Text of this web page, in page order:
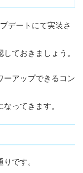
デートにて実装さ
ておきましょう。
ーアップできるコン
ってきます。
です。